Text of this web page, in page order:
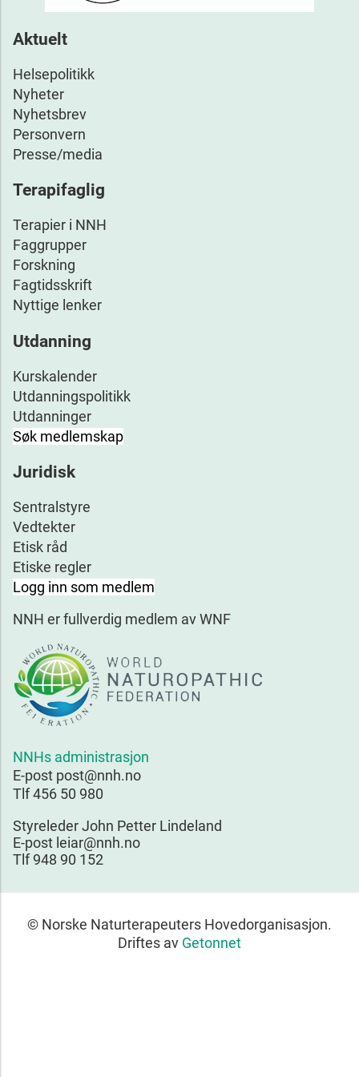
Aktuelt
Helsepolitikk
Nyheter
Nyhetsbrev
Personvern
Presse/media
Terapifaglig
Terapier i NNH
Faggrupper
Forskning
Fagtidsskrift
Nyttige lenker
Utdanning
Kurskalender
Utdanningspolitikk
Utdanninger
Søk medlemskap
Juridisk
Sentralstyre
Vedtekter
Etisk råd
Etiske regler
Logg inn som medlem
NNH er fullverdig medlem av WNF
NNHs administrasjon
E-post post@nnh.no
Tlf 456 50 980
Styreleder John Petter Lindeland
E-post leiar@nnh.no
Tlf 948 90 152
© Norske Naturterapeuters Hovedorganisasjon.
Driftes av Getonnet